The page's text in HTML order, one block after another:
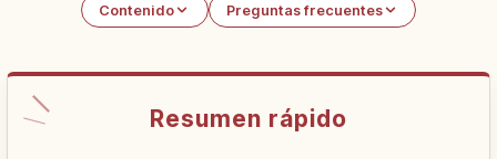
Contenido Preguntas frecuentes
Resumen rápido